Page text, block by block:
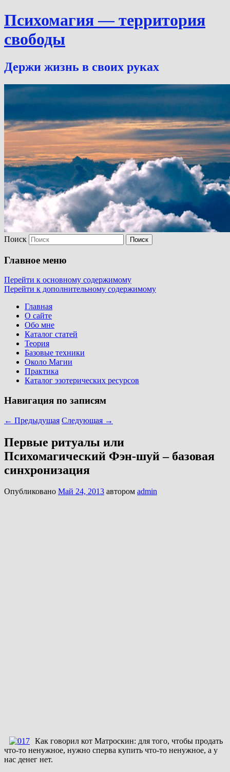
Психомагия — территория
свободы
Держи жизнь в своих руках
Поиск
Главное меню
Перейти к основному содержимому
Перейти к дополнительному содержимому
Главная
О сайте
Обо мне
Каталог статей
Теория
Базовые техники
Около Магии
Практика
Каталог эзотерических ресурсов
Навигация по записям
← Предыдущая Следующая →
Первые ритуалы или
Психомагический Фэн-шуй – базовая
синхронизация
Опубликовано Май 24, 2013 автором admin
Как говорил кот Матроскин: для того, чтобы продать
что-то ненужное, нужно сперва купить что-то ненужное, а у
нас денег нет.